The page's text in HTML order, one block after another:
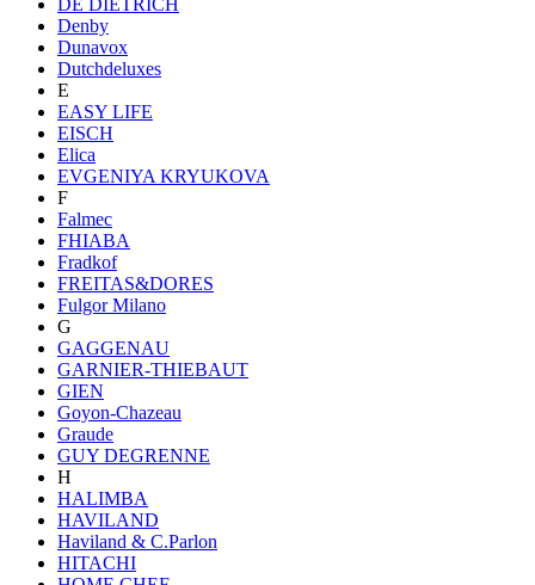
Denby
Dunavox
Dutchdeluxes
E
EASY LIFE
EISCH
Elica
EVGENIYA KRYUKOVA
F
Falmec
FHIABA
Fradkof
FREITAS&DORES
Fulgor Milano
G
GAGGENAU
GARNIER-THIEBAUT
GIEN
Goyon-Chazeau
Graude
GUY DEGRENNE
H
HALIMBA
HAVILAND
Haviland & C.Parlon
HITACHI